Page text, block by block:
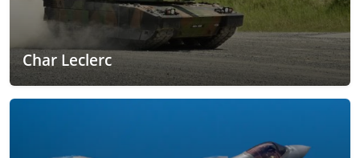
Char Leclerc